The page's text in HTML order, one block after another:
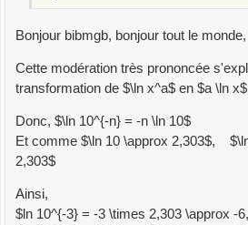
Bonjour bibmgb, bonjour tout le monde,
Cette modération très prononcée
transformation de $\ln x^a$ en $a \ln
Donc, $\ln 10^{-n} = -n \ln 10$
Et comme $\ln 10 \approx 2,303$,
2,303$
Ainsi,
$ln 10^{-3} = -3 \times 2,303 \approx -